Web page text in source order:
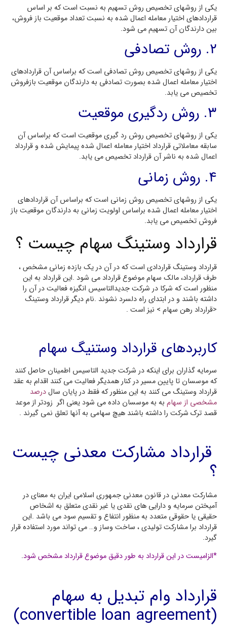
یکی از روشهای تخصیص روش تسهیم به نسبت است که بر اساس
قراردادهای اختیار معامله اعمال شده به نسبت تعداد موقعیت باز فروش،
بین دارندگان آن تسهیم می شود.
۲. روش تصادفی
یکی از روشهای تخصیص روش تصادفی است که براساس آن قراردادهای
اختیار معامله اعمال شده بصورت تصادفی به دارندگان موقعیت بازفروش
تخصیص می یابد.
۳. روش ردگیری موقعیت
یکی از روشهای تخصیص روش رد گیری موقعیت است که براساس آن
سابقه معاملاتی قرارداد اختیار معامله اعمال شده پیمایش شده و قرارداد
اعمال شده به ناشر آن قرارداد تخصیص می یابد.
۴. روش زمانی
یکی از روشهای تخصیص روش زمانی است که براساس آن قراردادهای
اختیار معامله اعمال شده براساس اولویت زمانی به دارندگان موقعیت باز
فروش تخصیص می یابد.
قرارداد وستینگ سهام چیست ؟
قرارداد وستینگ قراردادی است که در آن در یک بازده زمانی مشخص ،
طرف قرارداد، مالک سهام موضوع قرارداد می شود .این قرارداد به این
منظور است که شرکا در شرکت جدیدالتاسیس انگیزه فعالیت در آن را
داشته باشند و در ابتدای راه دلسرد نشوند .نام دیگر قرارداد وستینگ
<قرارداد رهن سهام > نیز است .
کاربردهای قرارداد وستنیگ سهام
سرمایه گذاران برای اینکه در شرکت جدید التاسیس اطمینان حاصل کنند
که موسسان تا پایین مسیر در کنار همدیگر فعالیت می کنند اقدام به عقد
قرارداد وستینگ می کنند به این منظور که فقط در پایان سالدرصد
مشخصی از سهام به به موسسان داده می شود یعنی اگر زودتر از موعد
قصد ترک شرکت را داشته باشند هیچ سهامی به آنها تعلق نمی گیرند .
قرارداد مشارکت معدنی چیست
؟
مشارکت معدنی در قانون معدنی جمهوری اسلامی ایران به معنای در
آمیختن سرمایه و دارایی های نقدی یا غیر نقدی متعلق به اشخاص
حقیقی یا حقوقی متعدد به منظور انتفاع و تقسیم سود می باشد .این
قرارداد برا مشارکت تولیدی ، ساخت وساز و… می تواند مورد استفاده قرار
گیرد.
*الزامیست در این قرارداد به طور دقیق موضوع قرارداد مشخص شود.
قرارداد وام تبدیل به سهام
(convertible loan agreement)